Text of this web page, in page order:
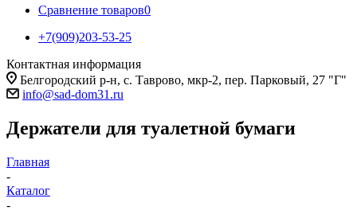
Сравнение товаров0
+7(909)203-53-25
Контактная информация
Белгородский р-н, с. Таврово, мкр-2, пер. Парковый, 27 "Г"
info@sad-dom31.ru
Держатели для туалетной бумаги
Главная
-
Каталог
-